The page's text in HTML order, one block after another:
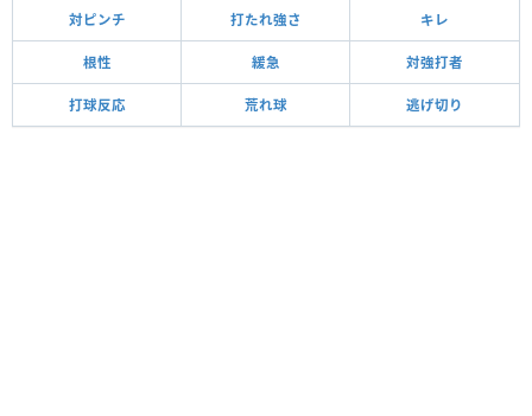
対ピンチ 打たれ強さ キレ
根性 緩急 対強打者
打球反応 荒れ球 逃げ切り